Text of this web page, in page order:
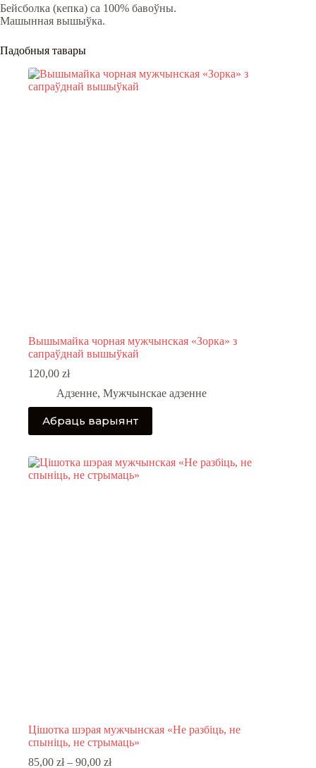
Бейсболка (кепка) са 100% бавоўны.
Машынная вышыўка.
Падобныя тавары
Вышымайка чорная мужчынская «Зорка» з
сапраўднай вышыўкай
120,00 zł
Адзенне, Мужчынскае адзенне
Абраць варыянт
This
product
has
variants.
The
Цішотка шэрая мужчынская «Не разбіць, не
спыніць, не стрымаць»
85,00 zł – 90,00 złPrice